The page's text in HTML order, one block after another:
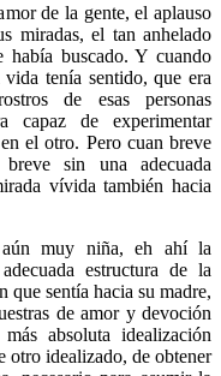
de la gente, el aplauso
miradas, el tan anhelado
había buscado. Y cuando
tenía sentido, que era
de esas personas
capaz de experimentar
el otro. Pero cuan breve
sin una adecuada
vívida también hacia
aún muy niña, eh ahí la
estructura de la
que sentía hacia su madre,
de amor y devoción
absoluta idealización
otro idealizado, de obtener